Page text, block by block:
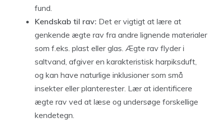
fund.
Kendskab til rav: Det er vigtigt at lære at
genkende ægte rav fra andre lignende materialer
som f.eks. plast eller glas. Ægte rav flyder i
saltvand, afgiver en karakteristisk harpiksduft,
og kan have naturlige inklusioner som små
insekter eller planterester. Lær at identificere
ægte rav ved at læse og undersøge forskellige
kendetegn.